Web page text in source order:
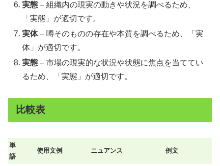
実態 – 組織内の現実の動きや状況を調べるため、
「実態」が適切です。
実体– 噂そのものの存在や本質を調べるため、「実
体」が適切です。
実態 – 市場の現実的な状況や状態に焦点を当ててい
るため、「実態」が適切です。
比較表
単
語
使用文例 ニュアンス 例文